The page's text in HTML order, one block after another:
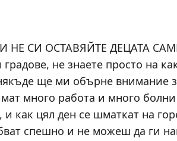
СИ ОСТАВЯЙТЕ ДЕЦАТА
не знаете просто на
ще ми обърне внимание
много работа и много
как цял ден се шматкат на
спешно и не можеш да ги